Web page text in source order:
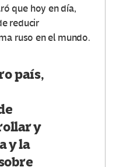
que hoy en día,
reducir
ruso en el mundo.
país,
y
y la